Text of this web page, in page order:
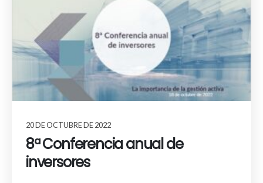
20 DE OCTUBRE DE 2022
8ª Conferencia anual de
inversores